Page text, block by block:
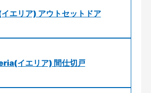
エリア) アウトセットドア
イエリア) 間仕切戸